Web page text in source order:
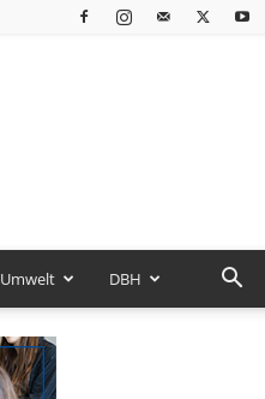
Umwelt DBH